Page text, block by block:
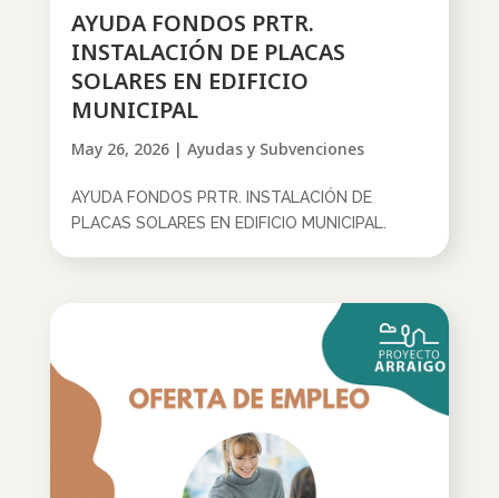
AYUDA FONDOS PRTR.
INSTALACIÓN DE PLACAS
SOLARES EN EDIFICIO
MUNICIPAL
May 26, 2026| Ayudas y Subvenciones
AYUDA FONDOS PRTR. INSTALACIÓN DE
PLACAS SOLARES EN EDIFICIO MUNICIPAL.